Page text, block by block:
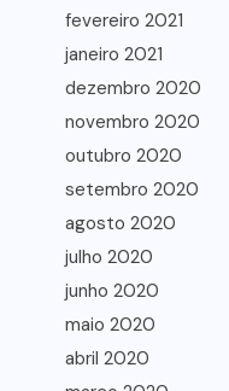
fevereiro 2021
janeiro 2021
dezembro 2020
novembro 2020
outubro 2020
setembro 2020
agosto 2020
julho 2020
junho 2020
maio 2020
abril 2020